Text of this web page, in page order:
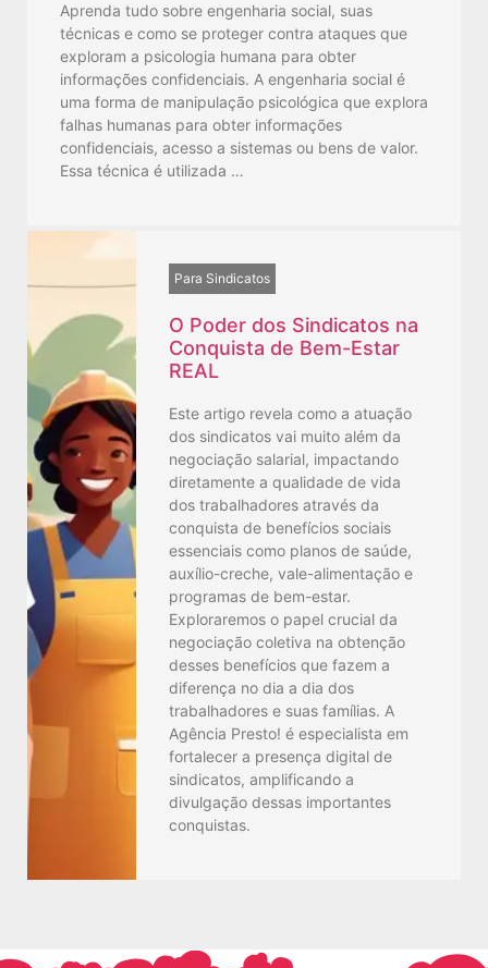
Aprenda tudo sobre engenharia social, suas
técnicas e como se proteger contra ataques que
exploram a psicologia humana para obter
informações confidenciais. A engenharia social é
uma forma de manipulação psicológica que explora
falhas humanas para obter informações
confidenciais, acesso a sistemas ou bens de valor.
Essa técnica é utilizada …
Para Sindicatos
O Poder dos Sindicatos na
Conquista de Bem-Estar
REAL
Este artigo revela como a atuação
dos sindicatos vai muito além da
negociação salarial, impactando
diretamente a qualidade de vida
dos trabalhadores através da
conquista de benefícios sociais
essenciais como planos de saúde,
auxílio-creche, vale-alimentação e
programas de bem-estar.
Exploraremos o papel crucial da
negociação coletiva na obtenção
desses benefícios que fazem a
diferença no dia a dia dos
trabalhadores e suas famílias. A
Agência Presto! é especialista em
fortalecer a presença digital de
sindicatos, amplificando a
divulgação dessas importantes
conquistas.